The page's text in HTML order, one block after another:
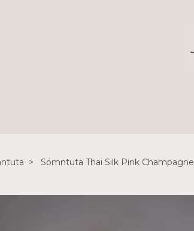
Sömntuta Thai Silk Pink Champagne